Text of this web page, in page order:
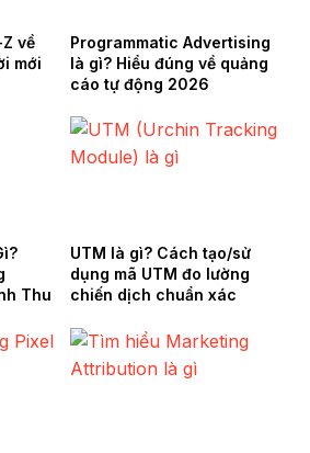
về
mới
Programmatic Advertising
là gì? Hiểu đúng về quảng
cáo tự động 2026
Thu
UTM là gì? Cách tạo/sử
dụng mã UTM đo lường
chiến dịch chuẩn xác